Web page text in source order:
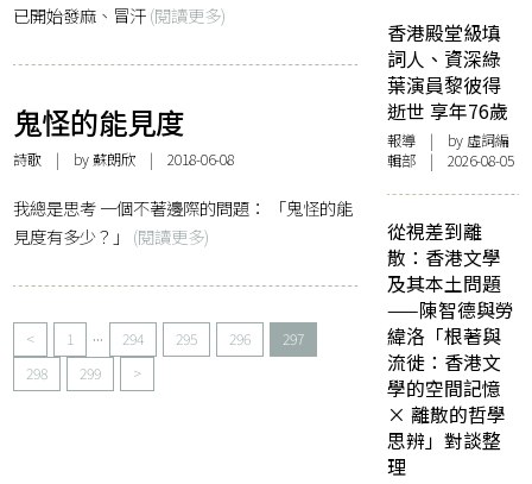
已開始發麻、冒汗(閱讀更多)
鬼怪的能見度
詩歌 | by蘇朗欣 | 2018-06-08
我總是思考 一個不著邊際的問題： 「鬼怪的能
見度有多少？」 (閱讀更多)
< 1 ... 294 295 296
297
298
299 >
香港殿堂級填
詞人、資深綠
葉演員黎彼得
逝世 享年76歲
報導 | by 虛詞編
輯部 | 2026-08-05
從視差到離
散：香港文學
及其本土問題
——陳智德與勞
緯洛「根著與
流徙：香港文
學的空間記憶
× 離散的哲學
思辨」對談整
理